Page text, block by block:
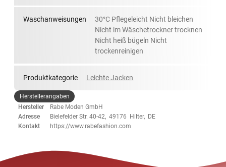
Waschanweisungen
30°C Pflegeleicht Nicht bleichen
Nicht im Wäschetrockner trocknen
Nicht heiß bügeln Nicht
trockenreinigen
Produktkategorie Leichte Jacken
Herstellerangaben
Hersteller
Rabe Moden GmbH
Adresse
Bielefelder Str. 40-42, 49176 Hilter, DE
Kontakt
https://www.rabefashion.com